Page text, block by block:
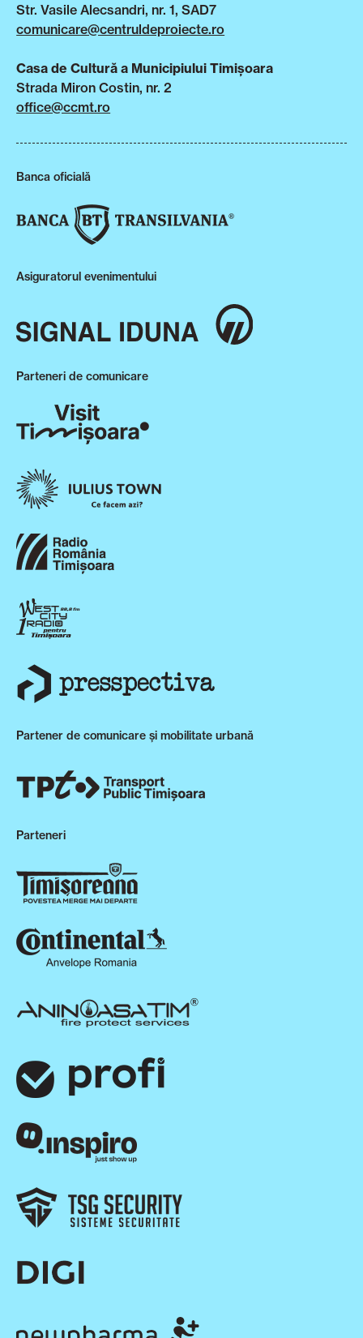
Str. Vasile Alecsandri, nr. 1, SAD7
comunicare@centruldeproiecte.ro
Casa de Cultură a Municipiului Timișoara
Strada Miron Costin, nr. 2
office@ccmt.ro
Banca oficială
Asiguratorul evenimentului
Parteneri de comunicare
Partener de comunicare și mobilitate urbană
Parteneri